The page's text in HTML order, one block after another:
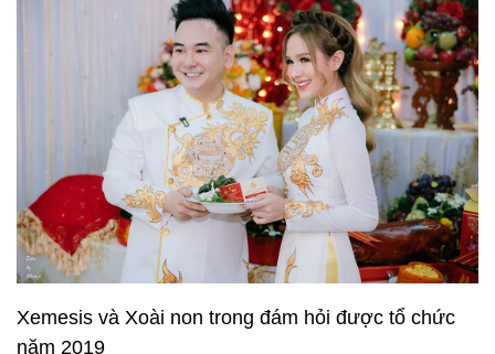
Xemesis và Xoài non trong đám hỏi được tổ chức
năm 2019